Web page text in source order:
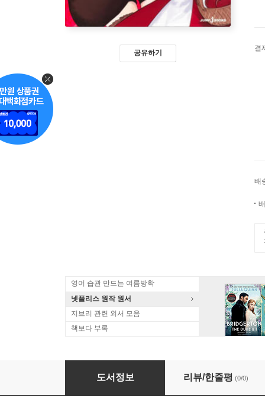
공유하기
결
배
영어 습관 만드는 여름방학
넷플리스 원작 원서
지브리 관련 외서 모음
책보다 부록
かぐや樣は告らせたい 小說版~天才たちの
도서정보 리뷰/한줄평 (0/0)